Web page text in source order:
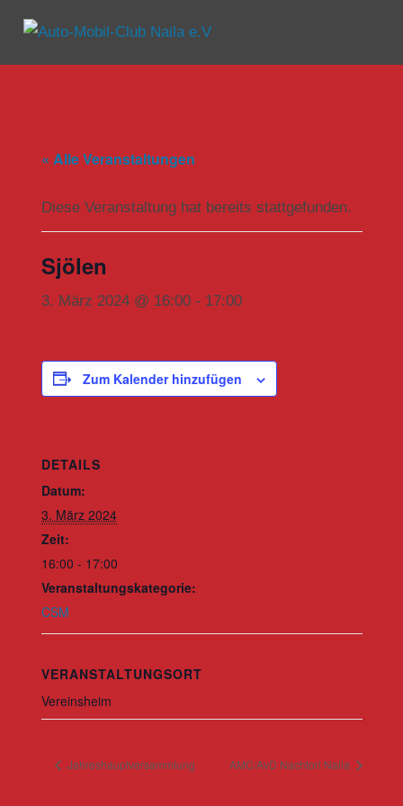
Inhalt
springen
Naila
e.V
« Alle Veranstaltungen
Diese Veranstaltung hat bereits stattgefunden.
Sjölen
3. März 2024 @ 16:00- 17:00
Zum Kalender hinzufügen
DETAILS
Datum:
3. März 2024
Zeit:
16:00 - 17:00
Veranstaltungskategorie:
CSM
VERANSTALTUNGSORT
Vereinsheim
Jahreshauptversammlung AMC/AvD Nachtori Naila